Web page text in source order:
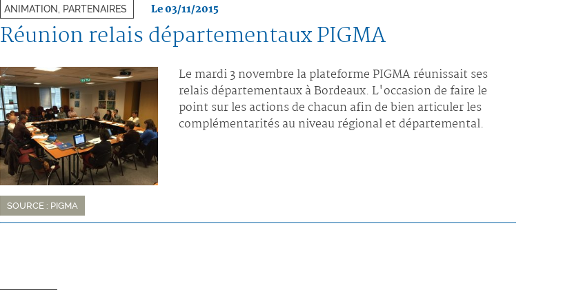
ANIMATION, PARTENAIRES Le 03/11/2015
Réunion relais départementaux PIGMA
Le mardi 3 novembre la plateforme PIGMA réunissait ses
relais départementaux à Bordeaux. L'occasion de faire le
point sur les actions de chacun afin de bien articuler les
complémentarités au niveau régional et départemental.
SOURCE : PIGMA